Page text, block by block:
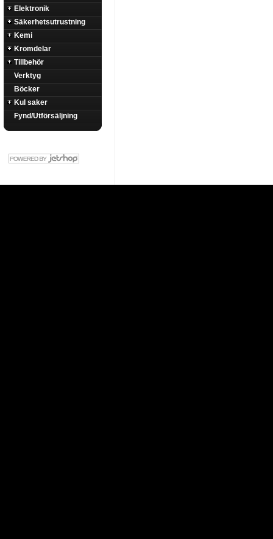
Elektronik
Säkerhetsutrustning
Kemi
Kromdelar
Tillbehör
Verktyg
Böcker
Kul saker
Fynd/Utförsäljning